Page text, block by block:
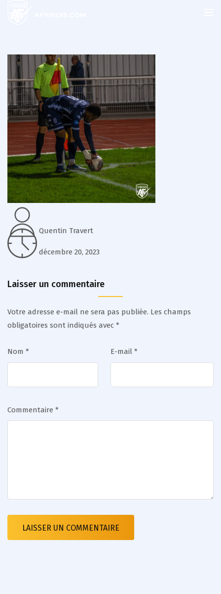
Quentin Travert
décembre 20, 2023
Laisser un commentaire
Votre adresse e-mail ne sera pas publiée. Les champs
obligatoires sont indiqués avec *
Nom * E-mail *
Commentaire *